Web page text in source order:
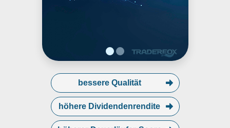
bessere Qualität
höhere Dividendenrendite